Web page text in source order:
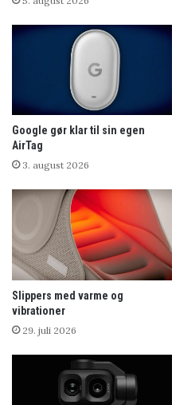
Google gør klar til sin egen
AirTag
3. august 2026
Slippers med varme og
vibrationer
29. juli 2026